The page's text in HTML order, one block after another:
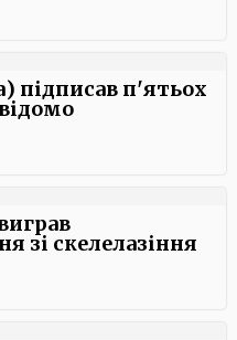
п'ятьох
зі скелелазіння